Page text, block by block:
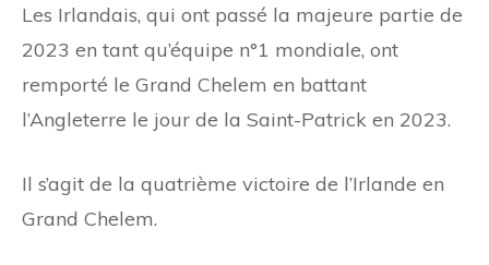
Les Irlandais, qui ont passé la majeure partie de
2023 en tant qu’équipe n°1 mondiale, ont
remporté le Grand Chelem en battant
l’Angleterre le jour de la Saint-Patrick en 2023.
Il s’agit de la quatrième victoire de l’Irlande en
Grand Chelem.